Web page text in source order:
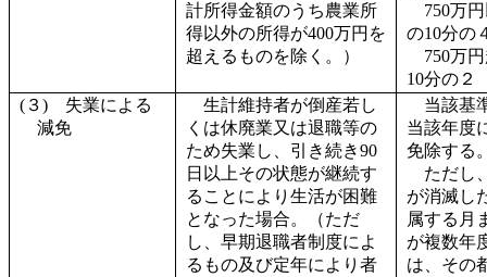
計所得金額のうち農業所
得以外の所得が400万円を
超えるものを除く。）
750万
の10分の
750万
10分の２
(３) 失業による
減免
生計維持者が倒産若し
くは休廃業又は退職等の
ため失業し、引き続き90
日以上その状態が継続す
ることにより生活が困難
となった場合。（ただ
し、早期退職者制度によ
るもの及び定年により者
当該基
当該年度
免除する
ただし
が消滅し
属する月
が複数年
は、その